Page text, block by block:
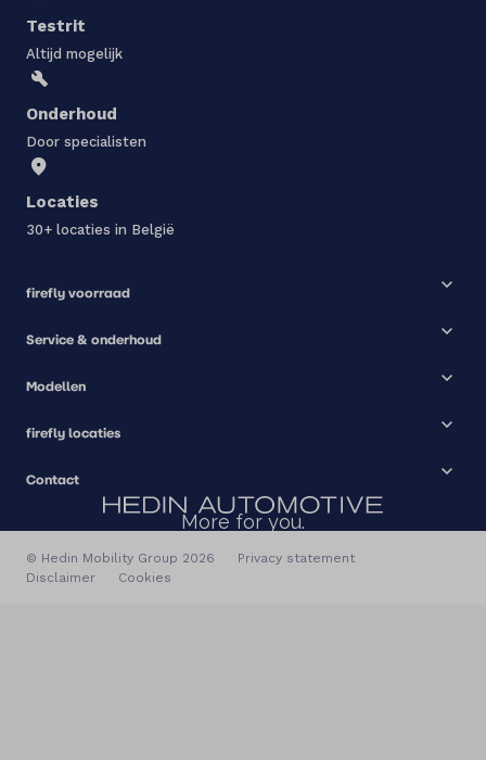
Testrit
Altijd mogelijk
Onderhoud
Door specialisten
Locaties
30+ locaties in België
firefly voorraad
Service & onderhoud
Modellen
firefly locaties
Contact
More for you.
© Hedin Mobility Group 2026
Privacy statement
Disclaimer
Cookies